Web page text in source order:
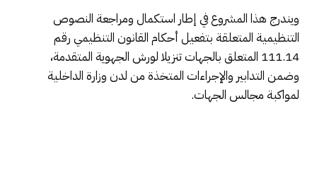
ويندرج هذا المشروع في إطار استكمال ومراجعة النصوص
التنظيمية المتعلقة بتفعيل أحكام القانون التنظيمي رقم
111.14 المتعلق بالجهات تنزيلا لورش الجهوية المتقدمة،
وضمن التدابير والإجراءات المتخذة من لدن وزارة الداخلية
لمواكبة مجالس الجهات.